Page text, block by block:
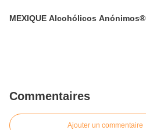
MEXIQUE Alcohólicos Anónimos®
Commentaires
Ajouter un commentaire